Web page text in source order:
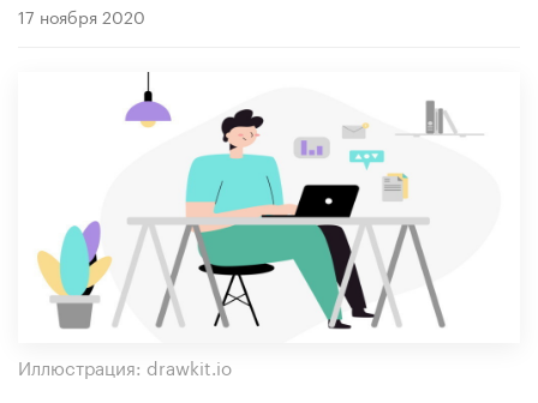
17 ноября 2020
Иллюстрация: drawkit.io